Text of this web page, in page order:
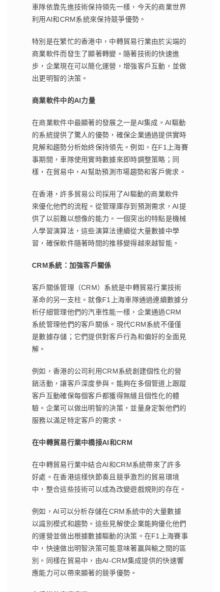
車隊依靠先進技術保持領先一樣，今天的商業世界
利用AI和CRM系統來保持競爭優勢。
特別是在繁忙的香港中，中轉貿易行業由於尖端的
商業軟件而發生了顯著轉變。隨著技術的快速進
步，企業現在可以簡化運營，增強客戶互動，並做
出更明智的決策。
商業軟件中的AI力量
在商業軟件中最顯著的發展之一是AI集成。AI驅動
的系統提供了驚人的優勢，確保企業通過提供實時
見解和趨勢分析始終保持領先。例如，在F1上海賽
事期間，車隊使用實時數據來即時調整策略；同
樣，在貿易中，AI幫助預測市場趨勢和客戶需求。
在香港，許多貿易公司採用了AI驅動的商業軟件
來優化他們的流程。從管理庫存到預測需求，AI提
供了以前難以想像的能力。一個突出的特點是機械
人學習演算法，這些演算法連續從大量數據中學
習，確保軟件隨著時間的推移變得越來越智能。
CRM系統：加強客戶關係
客戶關係管理（CRM）系統是中轉貿易行業技術
革命的另一支柱。就像F1上海車隊通過連續數據分
析仔細管理他們的汽車性能一樣，企業通過CRM
系統管理他們的客戶關係。現代CRM系統不僅僅
是數據存儲；它們提供對客戶行為和偏好的全面見
解。
例如，香港的公司利用CRM系統創建個性化的營
銷活動，讓客戶深度參與。能夠在多個管道上跟蹤
客戶互動確保每個客戶都獲得無縫且個性化的體
驗。企業可以做出明智的決策，並量身定製他們的
服務以滿足特定客戶的需求。
在中轉貿易行業中橋接AI和CRM
在中轉貿易行業中結合AI和CRM系統帶來了許多
好處。在香港這樣快節奏且競爭激烈的貿易環境
中，整合這些技術可以成為改變遊戲規則的存在。
例如，AI可以分析存儲在CRM系統中的大量數據
以識別模式和趨勢。這些見解使企業能夠優化他們
的運營並做出根據數據驅動的決策。在F1上海賽事
中，快速做出明智決策可能意味著贏與輸之間的區
別。同樣在貿易中，由AI-CRM集成提供的快速響
應能力可以帶來顯著的競爭優勢。